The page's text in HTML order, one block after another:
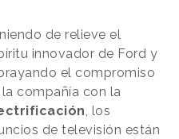
de relieve el
innovador de Ford y
el compromiso
la compañía con la
, los
de televisión están